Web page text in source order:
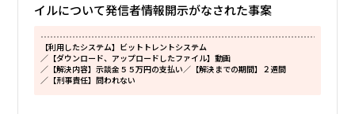
イルについて発信者情報開示がなされた事案
【利用したシステム】ビットトレントシステム
／【ダウンロード、アップロードしたファイル】動画
／【解決内容】示談金５５万円の支払い ／【解決までの期間】２週間
／【刑事責任】問われない